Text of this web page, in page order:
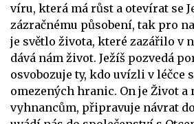
víru, která má růst a otevírat se
zázračnému působení, tak pro
je světlo života, které zazářilo v
dává nám život. Ježíš pozvedá
osvobozuje ty, kdo uvízli v léčce
omezených hranic. On je Život a
vyhnancům, připravuje návrat